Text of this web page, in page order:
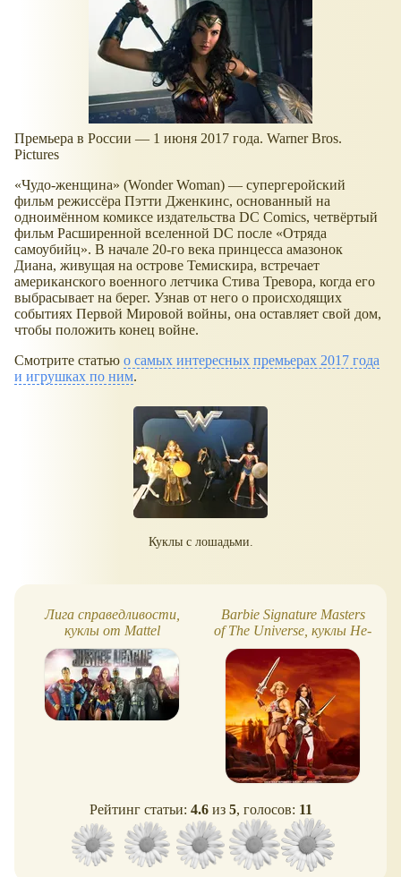
Премьера в России — 1 июня 2017 года. Warner Bros.
Pictures
«Чудо-женщина» (Wonder Woman) — супергеройский
фильм режиссёра Пэтти Дженкинс, основанный на
одноимённом комиксе издательства DC Comics, четвёртый
фильм Расширенной вселенной DC после «Отряда
самоубийц». В начале 20-го века принцесса амазонок
Диана, живущая на острове Темискира, встречает
американского военного летчика Стива Тревора, когда его
выбрасывает на берег. Узнав от него о происходящих
событиях Первой Мировой войны, она оставляет свой дом,
чтобы положить конец войне.
Смотрите статью о самых интересных премьерах 2017 года
и игрушках по ним.
Куклы с лошадьми.
Лига справедливости,
куклы от Mattel
Barbie Signature Masters
of The Universe, куклы He-
Man и Teela (по фильму)
Рейтинг статьи: 4.6из 5, голосов: 11